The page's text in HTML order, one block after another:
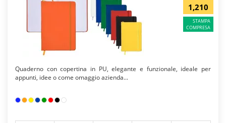
1,210
STAMPA
COMPRESA
Quaderno con copertina in PU, elegante e funzionale, ideale per
appunti, idee o come omaggio azienda...